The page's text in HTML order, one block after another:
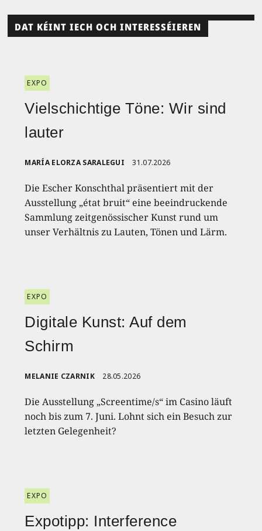
DAT KÉINT IECH OCH INTERESSÉIEREN
EXPO
Vielschichtige Töne: Wir sind
lauter
MARÍA ELORZA SARALEGUI 31.07.2026
Die Escher Konschthal präsentiert mit der
Ausstellung „état bruit“ eine beeindruckende
Sammlung zeitgenössischer Kunst rund um
unser Verhältnis zu Lauten, Tönen und Lärm.
EXPO
Digitale Kunst: Auf dem
Schirm
MELANIE CZARNIK 28.05.2026
Die Ausstellung „Screentime/s“ im Casino läuft
noch bis zum 7. Juni. Lohnt sich ein Besuch zur
letzten Gelegenheit?
EXPO
Expotipp: Interference